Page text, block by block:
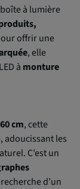
à lumière
offrir une
, elle
à monture
cm, cette
adoucissant les
C’est un
d’un